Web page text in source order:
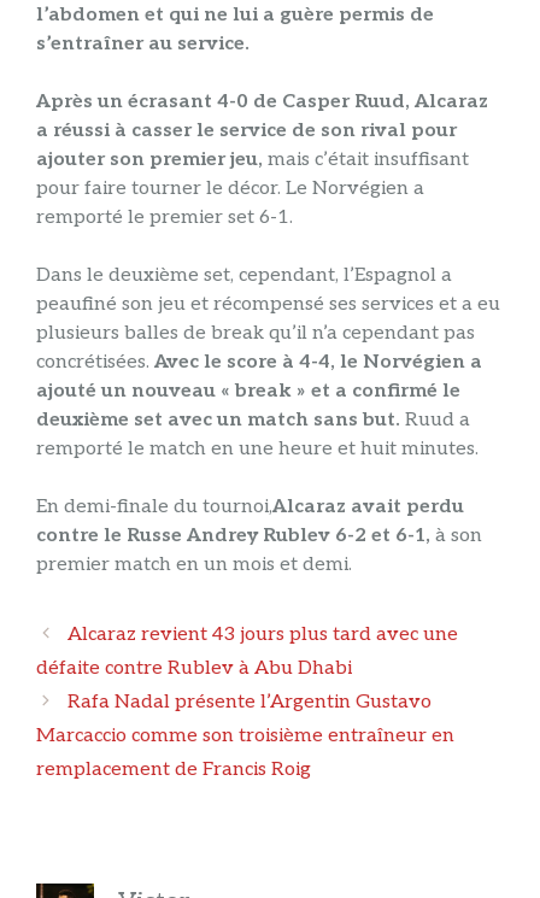
l’abdomen et qui ne lui a guère permis de
s’entraîner au service.
Après un écrasant 4-0 de Casper Ruud, Alcaraz
a réussi à casser le service de son rival pour
ajouter son premier jeu, mais c’était insuffisant
pour faire tourner le décor. Le Norvégien a
remporté le premier set 6-1.
Dans le deuxième set, cependant, l’Espagnol a
peaufiné son jeu et récompensé ses services et a eu
plusieurs balles de break qu’il n’a cependant pas
concrétisées. Avec le score à 4-4, le Norvégien a
ajouté un nouveau « break » et a confirmé le
deuxième set avec un match sans but. Ruud a
remporté le match en une heure et huit minutes.
En demi-finale du tournoi,Alcaraz avait perdu
contre le Russe Andrey Rublev 6-2 et 6-1, à son
premier match en un mois et demi.
Navigation
des
articles
Alcaraz revient 43 jours plus tard avec une
défaite contre Rublev à Abu Dhabi
Rafa Nadal présente l’Argentin Gustavo
Marcaccio comme son troisième entraîneur en
remplacement de Francis Roig